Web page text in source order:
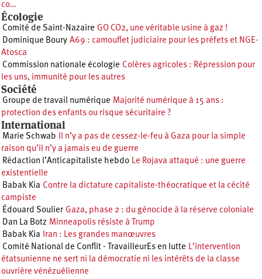
co…
Écologie
Comité de Saint-Nazaire GO CO2, une véritable usine à gaz !
Dominique Boury A69 : camouflet judiciaire pour les préfets et NGE-
Atosca
Commission nationale écologie Colères agricoles : Répression pour
les uns, immunité pour les autres
Société
Groupe de travail numérique Majorité numérique à 15 ans :
protection des enfants ou risque sécuritaire ?
International
Marie Schwab Il n’y a pas de cessez-le-feu à Gaza pour la simple
raison qu’il n’y a jamais eu de guerre
Rédaction l’Anticapitaliste hebdo Le Rojava attaqué : une guerre
existentielle
Babak Kia Contre la dictature capitaliste-théocratique et la cécité
campiste
Édouard Soulier Gaza, phase 2 : du génocide à la réserve coloniale
Dan La Botz Minneapolis résiste à Trump
Babak Kia Iran : Les grandes manœuvres
Comité National de Conflit - TravailleurEs en lutte L’intervention
étatsunienne ne sert ni la démocratie ni les intérêts de la classe
ouvrière vénézuélienne